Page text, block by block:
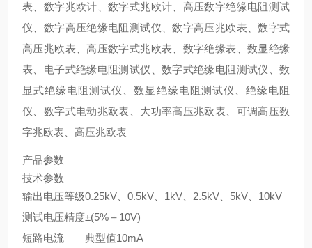
表、数字兆欧计、数字式兆欧计、高压数字绝缘电阻测试
仪、数字高压绝缘电阻测试仪、数字高压兆欧表、数字式
高压兆欧表、高压数字式兆欧表、数字绝缘表、数显绝缘
表、电子式绝缘电阻测试仪、数字式绝缘电阻测试仪、数
显式绝缘电阻测试仪、数显绝缘电阻测试仪、绝缘电阻
仪、数字式电动兆欧表、大功率高压兆欧表、可调高压数
字兆欧表、高压兆欧表
产品参数
技术参数
输出电压等级0.25kV、0.5kV、1kV、2.5kV、5kV、10kV
测试电压精度±(5%＋10V)
短路电流
典型值10mA